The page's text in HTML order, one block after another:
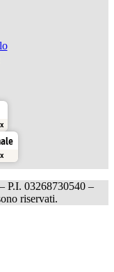
P.I. 03268730540 –
riservati.